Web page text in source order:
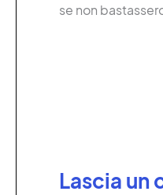
se non
Lascia un